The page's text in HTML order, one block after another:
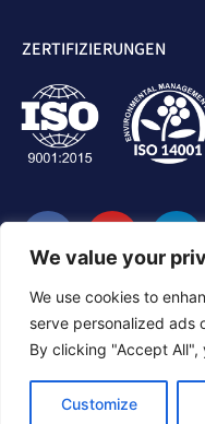
We value your
We use cookies to
serve personalized ads
By clicking "Accept
Customize
ZERTIFIZIERUNGEN
©2026 Duram